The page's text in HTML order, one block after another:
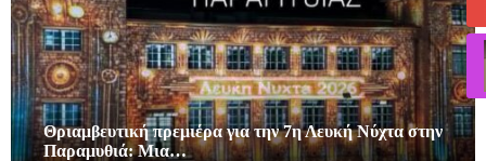
Θριαμβευτική πρεμιέρα για την 7η Λευκή Νύχτα στην
Παραμυθιά: Μια…